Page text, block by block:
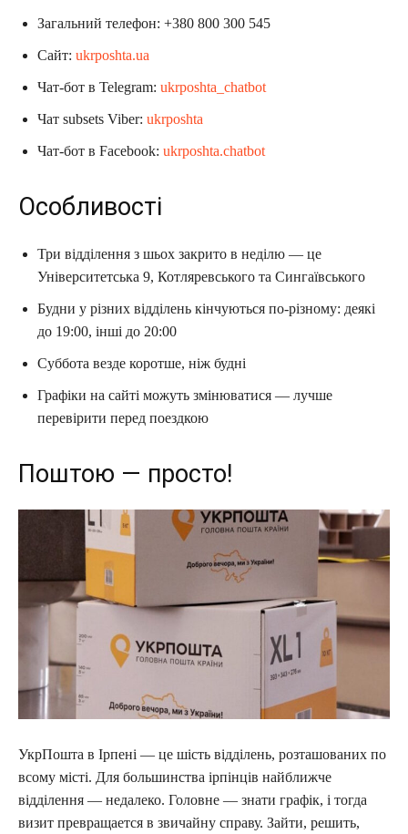
Загальний телефон: +380 800 300 545
Сайт: ukrposhta.ua
Чат-бот в Telegram: ukrposhta_chatbot
Чат subsets Viber: ukrposhta
Чат-бот в Facebook: ukrposhta.chatbot
Особливості
Три відділення з шьох закрито в неділю — це
Університетська 9, Котляревського та Сингаївського
Будни у різних відділень кінчуються по-різному: деякі
до 19:00, інші до 20:00
Суббота везде коротше, ніж будні
Графіки на сайті можуть змінюватися — лучше
перевірити перед поездкою
Поштою — просто!
УкрПошта в Ірпені — це шість відділень, розташованих по
всому місті. Для большинства ірпінців найближче
відділення — недалеко. Головне — знати графік, і тогда
визит превращается в звичайну справу. Зайти, решить,